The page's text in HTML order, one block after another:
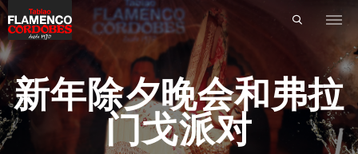
新年除夕晚会和弗拉
门戈派对